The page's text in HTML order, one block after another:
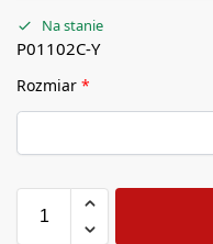
Na stanie
P01102C-Y
Rozmiar *